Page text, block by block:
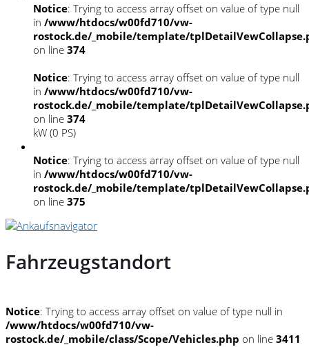
Notice: Trying to access array offset on value of type null
in /www/htdocs/w00fd710/vw-
rostock.de/_mobile/template/
on line 374
Notice: Trying to access array offset on value of type null
in /www/htdocs/w00fd710/vw-
rostock.de/_mobile/template/
on line 374
kW (0 PS)
Notice: Trying to access array offset on value of type null
in /www/htdocs/w00fd710/vw-
rostock.de/_mobile/template/
on line 375
Fahrzeugstandort
Notice: Trying to access array offset on value of type null in
/www/htdocs/w00fd710/vw-
rostock.de/_mobile/class/Scope/Vehicles.php on line 3411